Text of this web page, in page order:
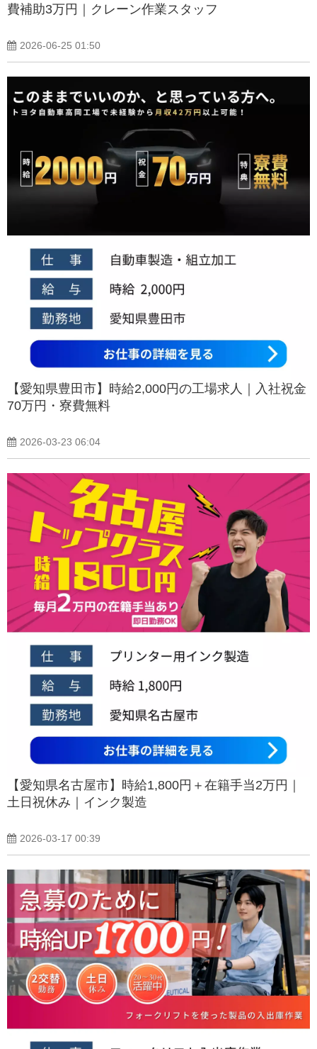
費補助3万円｜クレーン作業スタッフ
2026-06-25 01:50
【愛知県豊田市】時給2,000円の工場求人｜入社祝金
70万円・寮費無料
2026-03-23 06:04
【愛知県名古屋市】時給1,800円＋在籍手当2万円｜
土日祝休み｜インク製造
2026-03-17 00:39